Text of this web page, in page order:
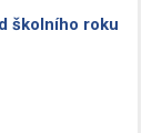
školního roku